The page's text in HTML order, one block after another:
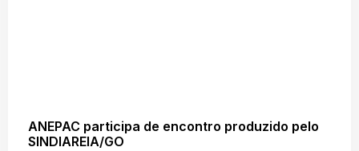
ANEPAC participa de encontro produzido pelo
SINDIAREIA/GO